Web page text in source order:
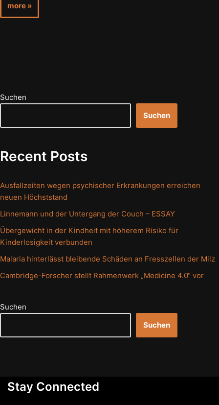
more »
Suchen
Suchen
Recent Posts
Ausfallzeiten wegen psychischer Erkrankungen erreichen
neuen Höchststand
Linnemann und der Untergang der Couch – ESSAY
Übergewicht in der Kindheit mit höherem Risiko für
Kinderlosigkeit verbunden
Malaria hinterlässt bleibende Schäden an Fresszellen der Milz
Cambridge-Forscher stellt Rahmenwerk „Medicine 4.0“ vor
Suchen
Suchen
Stay Connected